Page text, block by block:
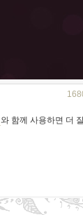
와 함께 사용하면 더